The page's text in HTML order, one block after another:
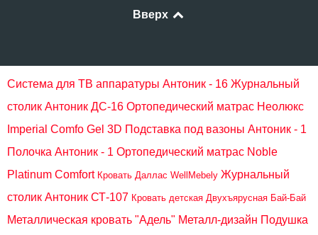
Вверх
Система для ТВ аппаратуры Антоник - 16 Журнальный
столик Антоник ДС-16 Ортопедический матрас Неолюкс
Imperial Comfo Gel 3D Подставка под вазоны Антоник - 1
Полочка Антоник - 1 Ортопедический матрас Noble
Platinum Comfort Кровать Даллас WellMebely Журнальный
столик Антоник СТ-107 Кровать детская Двухъярусная Бай-Бай
Металлическая кровать "Адель" Металл-дизайн Подушка